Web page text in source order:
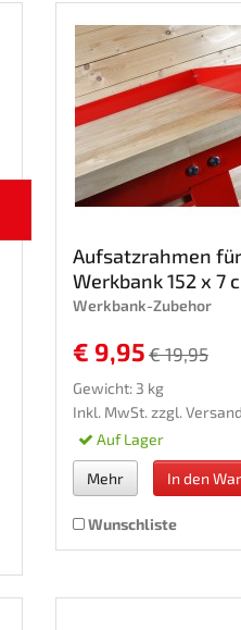
Aufsatzrahmen für
Werkbank 152 x 7
Werkbank-Zubehor
€ 9,95 € 19,95
Gewicht: 3 kg
Inkl. MwSt. zzgl.
Auf Lager
Mehr In den
Wunschliste